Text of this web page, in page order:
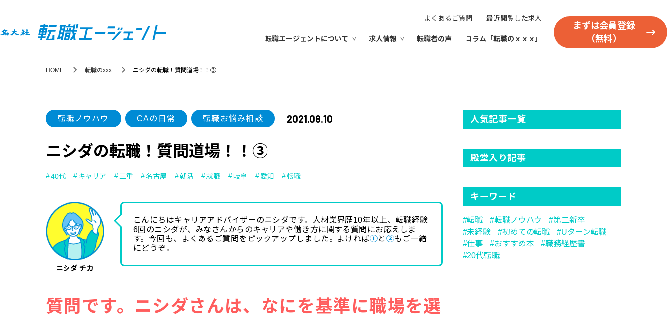
よくあるご質問 最近閲覧した求人
転職エージェントについて 求人情報 転職者の声 コラム「転職のｘｘｘ」
まずは会員登録
（無料）
HOME 転職のxxx ニシダの転職！質問道場！！③
転職ノウハウ CAの日常 転職お悩み相談 2021.08.10
ニシダの転職！質問道場！！③
40代 キャリア 三重 名古屋 就活 就職 岐阜 愛知 転職
ニシダ チカ
こんにちはキャリアアドバイザーのニシダです。人材業界歴10年以上、転職経験
6回のニシダが、みなさんからのキャリアや働き方に関する質問にお応えしま
す。今回も、よくあるご質問をピックアップしました。よければ①と ②もご一緒
にどうぞ。
質問です。ニシダさんは、なにを基準に職場を選
人気記事一覧
殿堂入り記事
キーワード
転職 転職ノウハウ
第二新卒
未経験
初めての転職
Uターン転職
仕事
おすすめ本
職務経歴書
20代転職